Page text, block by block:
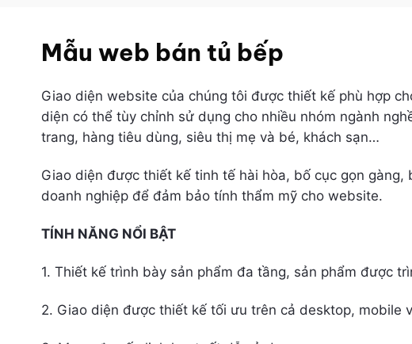
Mẫu web bán tủ bếp
Giao diện website của chúng tôi được thiết kế phù hợp
diện có thể tùy chỉnh sử dụng cho nhiều nhóm ngành
trang, hàng tiêu dùng, siêu thị mẹ và bé, khách sạn…
Giao diện được thiết kế tinh tế hài hòa, bố cục gọn
doanh nghiệp để đảm bảo tính thẩm mỹ cho website.
TÍNH NĂNG NỔI BẬT
1. Thiết kế trình bày sản phẩm đa tầng, sản phẩm được
2. Giao diện được thiết kế tối ưu trên cả desktop, mobile